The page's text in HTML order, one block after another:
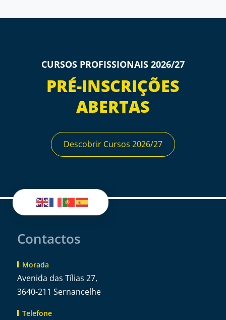
CURSOS PROFISSIONAIS 2026/27
PRÉ-INSCRIÇÕES
ABERTAS
Descobrir Cursos 2026/27
Contactos
Morada
Avenida das Tílias 27,
3640-211 Sernancelhe
Telefone